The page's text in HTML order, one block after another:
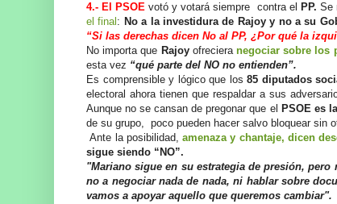
4.- El PSOE votó y votará siempre contra el PP. Se
el final : No a la investidura de Rajoy y no a su
“Si las derechas dicen No al PP, ¿Por qué la
No importa que Rajoyofrecieranegociar sobre los
esta vez “qué parte del NO no entienden”.
Es comprensible y lógico que los85 diputados
electoral ahora tienen que respaldar a sus
Aunque no se cansan de pregonar que el PSOE es
de su grupo, poco pueden hacer salvo bloquear sin
Ante la posibilidad,amenaza y chantaje, dicen
sigue siendo “NO”.
"Mariano sigue en su estrategia de presión,
no a negociar nada de nada, ni hablar sobre
vamos a apoyar aquello que queremos cambiar".